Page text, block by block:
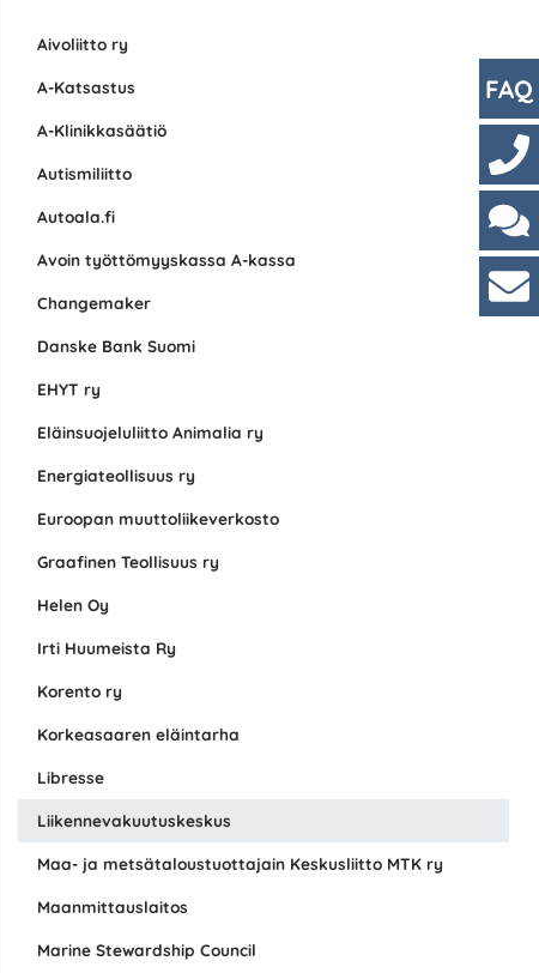
Aivoliitto ry
A-Katsastus
A-Klinikkasäätiö
Autismiliitto
Autoala.fi
Avoin työttömyyskassa A-kassa
Changemaker
Danske Bank Suomi
EHYT ry
Eläinsuojeluliitto Animalia ry
Energiateollisuus ry
Euroopan muuttoliikeverkosto
Graafinen Teollisuus ry
Helen Oy
Irti Huumeista Ry
Korento ry
Korkeasaaren eläintarha
Libresse
Liikennevakuutuskeskus
Maa- ja metsätaloustuottajain Keskusliitto MTK ry
Maanmittauslaitos
Marine Stewardship Council
FAQ